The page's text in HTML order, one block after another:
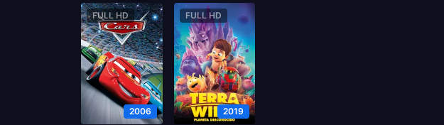
FULL HD
2006
FULL HD
2019